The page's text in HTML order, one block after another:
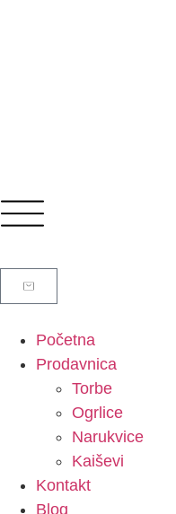
Početna
Prodavnica
Torbe
Ogrlice
Narukvice
Kaiševi
Kontakt
Blog